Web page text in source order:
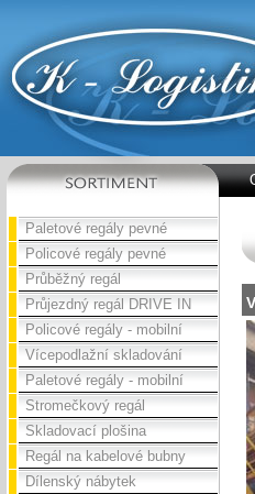
Paletové regály pevné
Policové regály pevné
Průběžný regál
Průjezdný regál DRIVE IN
Policové regály - mobilní
Vícepodlažní skladování
Paletové regály - mobilní
Stromečkový regál
Skladovací plošina
Regál na kabelové bubny
Dílenský nábytek